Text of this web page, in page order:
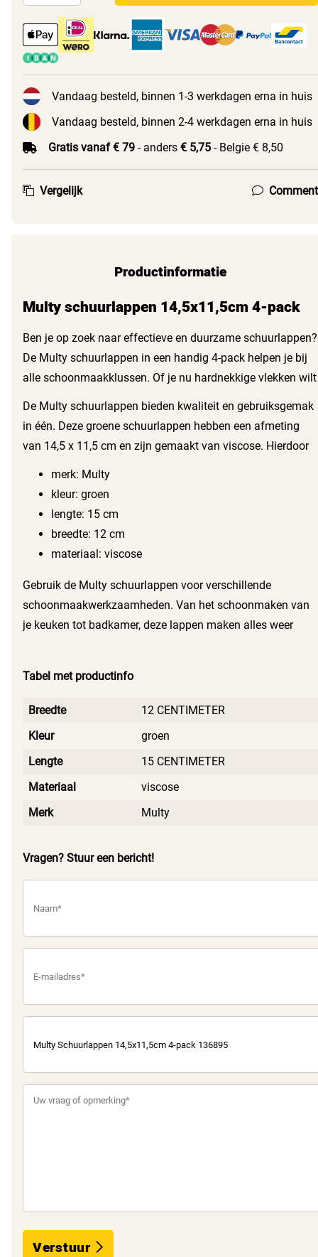
Vandaag besteld, binnen 1-3 werkdagen erna in huis
Vandaag besteld, binnen 2-4 werkdagen erna in huis
Gratis vanaf € 79 - anders € 5,75 - Belgie € 8,50
Vergelijk Comment
Productinformatie
Multy schuurlappen 14,5x11,5cm 4-pack
Ben je op zoek naar effectieve en duurzame schuurlappen?
De Multy schuurlappen in een handig 4-pack helpen je bij
alle schoonmaakklussen. Of je nu hardnekkige vlekken wilt
De Multy schuurlappen bieden kwaliteit en gebruiksgemak
in één. Deze groene schuurlappen hebben een afmeting
van 14,5 x 11,5 cm en zijn gemaakt van viscose. Hierdoor
merk: Multy
kleur: groen
lengte: 15 cm
breedte: 12 cm
materiaal: viscose
Gebruik de Multy schuurlappen voor verschillende
schoonmaakwerkzaamheden. Van het schoonmaken van
je keuken tot badkamer, deze lappen maken alles weer
Tabel met productinfo
Breedte
12 CENTIMETER
Kleur
groen
Lengte
15 CENTIMETER
Materiaal
viscose
Merk
Multy
Vragen? Stuur een bericht!
Verstuur